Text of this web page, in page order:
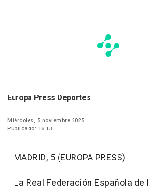
Europa Press Deportes
Miércoles, 5 noviembre 2025
Publicado: 16:13
MADRID, 5 (EUROPA PRESS)
La Real Federación Española de